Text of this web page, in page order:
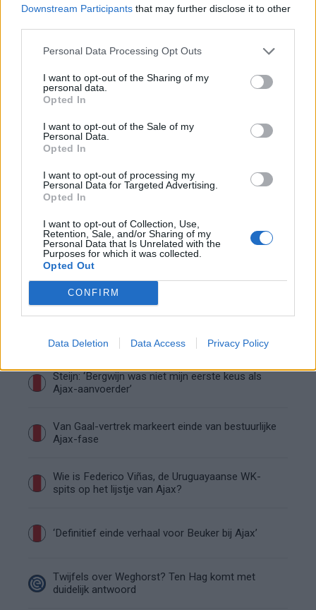
Downstream Participants that may further disclose it to other
Personal Data Processing Opt Outs
I want to opt-out of the Sharing of my
personal data.
Opted In
I want to opt-out of the Sale of my
Personal Data.
Opted In
I want to opt-out of processing my
Personal Data for Targeted Advertising.
Opted In
I want to opt-out of Collection, Use,
Retention, Sale, and/or Sharing of my
Personal Data that Is Unrelated with the
Purposes for which it was collected.
Opted Out
CONFIRM
Data Deletion Data Access Privacy Policy
Blind kan bij Ajax de speler naast Míchel worden
“Twente was toen niet haalbaar”: Weghorst blikt
terug op Ajax-keuze
De transferprioriteiten van Ajax worden steeds
duidelijker
Ajax begint voorbereiding met nederlaag: zo ziet
de route naar PEC eruit
met lege handen achter
verlaten
Steijn: ‘Bergwijn was niet mijn eerste keus als
Ajax-aanvoerder’
Van Gaal-vertrek markeert einde van bestuurlijke
Ajax-fase
Wie is Federico Viñas, de Uruguayaanse WK-
spits op het lijstje van Ajax?
‘Definitief einde verhaal voor Beuker bij Ajax’
Twijfels over Weghorst? Ten Hag komt met
duidelijk antwoord